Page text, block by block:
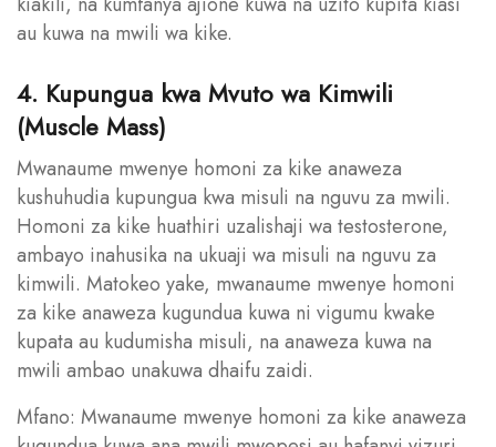
au kuwa na mwili wa kike.
4. Kupungua kwa Mvuto wa Kimwili
(Muscle Mass)
Mwanaume mwenye homoni za kike anaweza
kushuhudia kupungua kwa misuli na nguvu za mwili.
Homoni za kike huathiri uzalishaji wa testosterone,
ambayo inahusika na ukuaji wa misuli na nguvu za
kimwili. Matokeo yake, mwanaume mwenye homoni
za kike anaweza kugundua kuwa ni vigumu kwake
kupata au kudumisha misuli, na anaweza kuwa na
mwili ambao unakuwa dhaifu zaidi.
Mfano: Mwanaume mwenye homoni za kike anaweza